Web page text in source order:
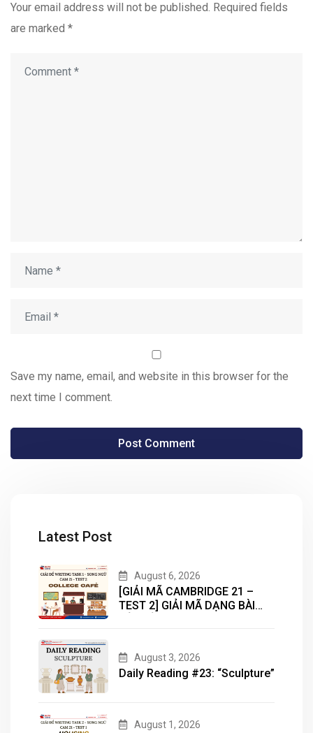
Your email address will not be published. Required fields
are marked *
Save my name, email, and website in this browser for the
next time I comment.
Latest Post
August 6, 2026
[GIẢI MÃ CAMBRIDGE 21 –
TEST 2] GIẢI MÃ DẠNG BÀI
August 3, 2026
Daily Reading #23: “Sculpture”
August 1, 2026